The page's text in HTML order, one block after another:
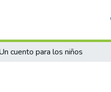
cuento para los niños